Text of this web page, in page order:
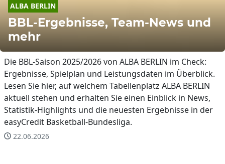
ALBA BERLIN
BBL-Ergebnisse, Team-News und
mehr
Die BBL-Saison 2025/2026 von ALBA BERLIN im Check:
Ergebnisse, Spielplan und Leistungsdaten im Überblick.
Lesen Sie hier, auf welchem Tabellenplatz ALBA BERLIN
aktuell stehen und erhalten Sie einen Einblick in News,
Statistik-Highlights und die neuesten Ergebnisse in der
easyCredit Basketball-Bundesliga.
22.06.2026